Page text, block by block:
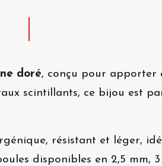
doré, conçu pour apporter
scintillants, ce bijou est
résistant et léger,
disponibles en 2,5 mm,